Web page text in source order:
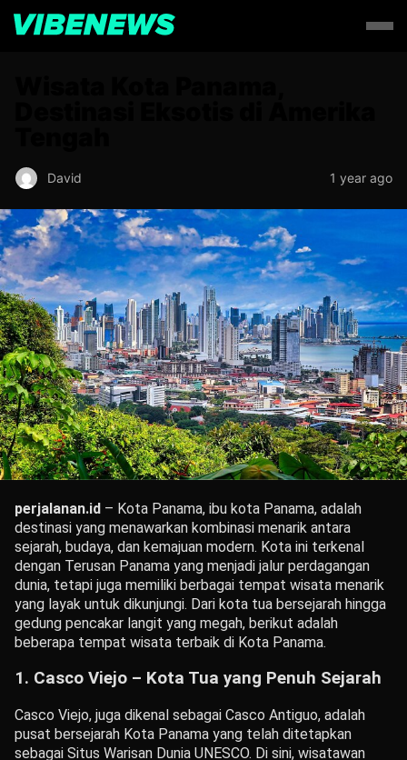
David 1 year ago
perjalanan.id – Kota Panama, ibu kota Panama, adalah
destinasi yang menawarkan kombinasi menarik antara
sejarah, budaya, dan kemajuan modern. Kota ini terkenal
dengan Terusan Panama yang menjadi jalur perdagangan
dunia, tetapi juga memiliki berbagai tempat wisata menarik
yang layak untuk dikunjungi. Dari kota tua bersejarah hingga
gedung pencakar langit yang megah, berikut adalah
beberapa tempat wisata terbaik di Kota Panama.
1. Casco Viejo – Kota Tua yang Penuh Sejarah
Casco Viejo, juga dikenal sebagai Casco Antiguo, adalah
pusat bersejarah Kota Panama yang telah ditetapkan
sebagai Situs Warisan Dunia UNESCO. Di sini, wisatawan